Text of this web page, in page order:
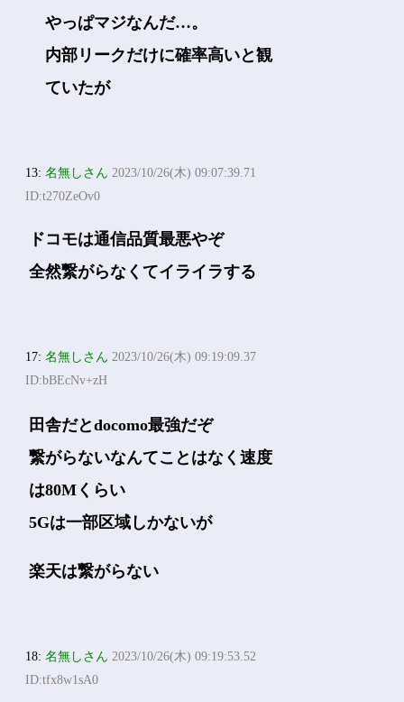
やっぱマジなんだ…。
内部リークだけに確率高いと観
ていたが
13:名無しさん 2023/10/26(木) 09:07:39.71
ID:t270ZeOv0
ドコモは通信品質最悪やぞ
全然繋がらなくてイライラする
17:名無しさん 2023/10/26(木) 09:19:09.37
ID:bBEcNv+zH
田舎だとdocomo最強だぞ
繋がらないなんてことはなく速度
は80Mくらい
5Gは一部区域しかないが
楽天は繋がらない
18:名無しさん 2023/10/26(木) 09:19:53.52
ID:tfx8w1sA0